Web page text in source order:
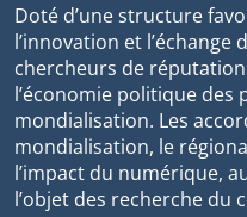
Doté d’une structure
l’innovation et l’échange
chercheurs de
l’économie politique des
mondialisation. Les
mondialisation, le
l’impact du numérique,
l’objet des recherche du